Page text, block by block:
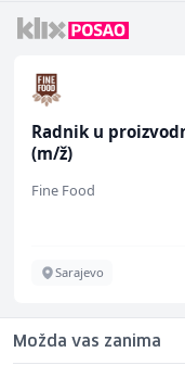
Radnik u
(m/ž)
Fine Food
Sarajevo
Možda vas zanima